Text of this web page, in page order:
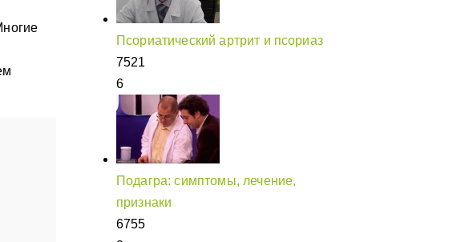
Псориатический артрит и псориаз
7521
6
Подагра: симптомы, лечение,
признаки
6755